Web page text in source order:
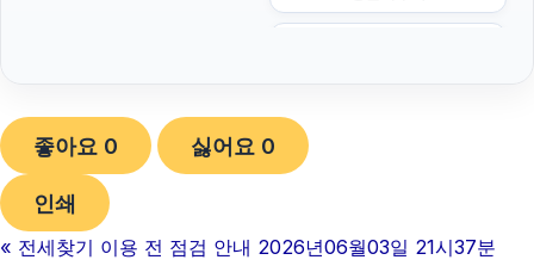
sns마케팅
좋아요 0 싫어요 0
인쇄
« 전세찾기 이용 전 점검 안내 2026년06월03일 21시37분